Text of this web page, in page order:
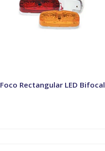
Foco Rectangular LED Bifocal